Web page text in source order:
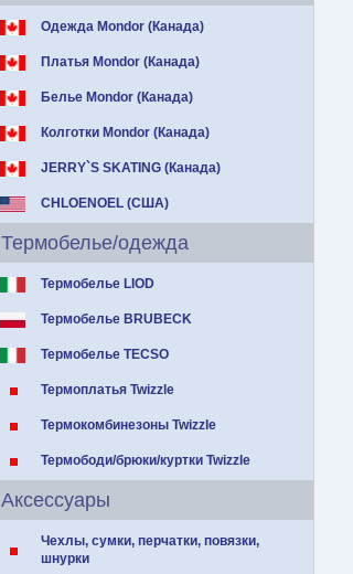
Одежда Mondor (Канада)
Платья Mondor (Канада)
Белье Mondor (Канада)
Колготки Mondor (Канада)
JERRY`S SKATING (Канада)
CHLOENOEL (США)
Термобелье/одежда
Термобелье LIOD
Термобелье BRUBECK
Термобелье TECSO
Термоплатья Twizzle
Термокомбинезоны Twizzle
Термободи/брюки/куртки Twizzle
Аксессуары
Чехлы, сумки, перчатки, повязки,
шнурки